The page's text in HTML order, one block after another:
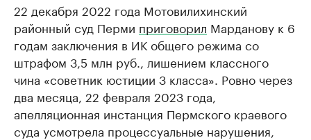
22 декабря 2022 года Мотовилихинский
районный суд Перми приговорил Марданову к 6
годам заключения в ИК общего режима со
штрафом 3,5 млн руб., лишением классного
чина «советник юстиции 3 класса». Ровно через
два месяца, 22 февраля 2023 года,
апелляционная инстанция Пермского краевого
суда усмотрела процессуальные нарушения,